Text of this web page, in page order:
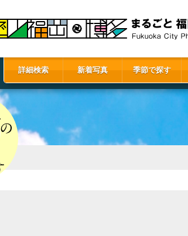
詳細検索 新着写真 季節で探す